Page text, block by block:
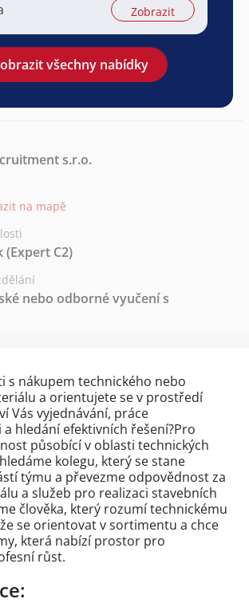
Zobrazit
všechny nabídky
s.r.o.
na mapě
(Expert C2)
nebo odborné vyučení s
s nákupem technického nebo
a orientujete se v prostředí
Vás vyjednávání, práce
hledání efektivních řešení?Pro
působící v oblasti technických
kolegu, který se stane
týmu a převezme odpovědnost za
a služeb pro realizaci stavebních
člověka, který rozumí technickému
se orientovat v sortimentu a chce
která nabízí prostor pro
růst.